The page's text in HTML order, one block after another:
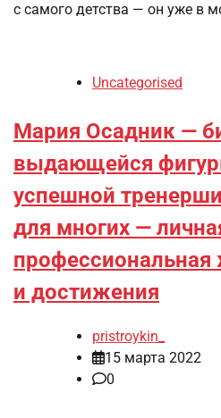
с самого детства — он уже в
Uncategorised
Мария Осадник —
выдающейся
успешной
для многих —
профессиональная
и достижения
pristroykin_
15 марта 2022
0